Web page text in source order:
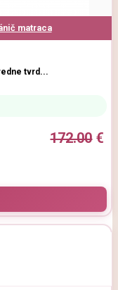
matraca
tvrd...
172.00€